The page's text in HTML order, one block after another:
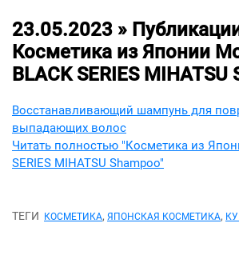
23.05.2023 »
Косметика из Японии
BLACK SERIES MIHATSU
Восстанавливающий шампунь для
выпадающих волос
Читать полностью "Косметика из
SERIES MIHATSU Shampoo"
ТЕГИ КОСМЕТИКА, ЯПОНСКАЯ КОСМЕТИКА,